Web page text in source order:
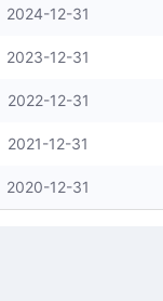
2024-12-31
2023-12-31
2022-12-31
2021-12-31
2020-12-31